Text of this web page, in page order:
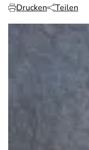
Drucken
Teilen